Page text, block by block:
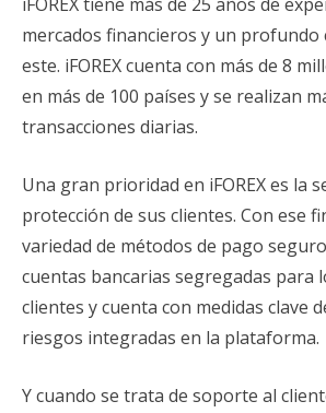
mercados financieros y un profundo
este. iFOREX cuenta con más de 8
en más de 100 países y se realizan
transacciones diarias.
Una gran prioridad en iFOREX es la
protección de sus clientes. Con ese
variedad de métodos de pago
cuentas bancarias segregadas para
clientes y cuenta con medidas clave
riesgos integradas en la plataforma.
Y cuando se trata de soporte al